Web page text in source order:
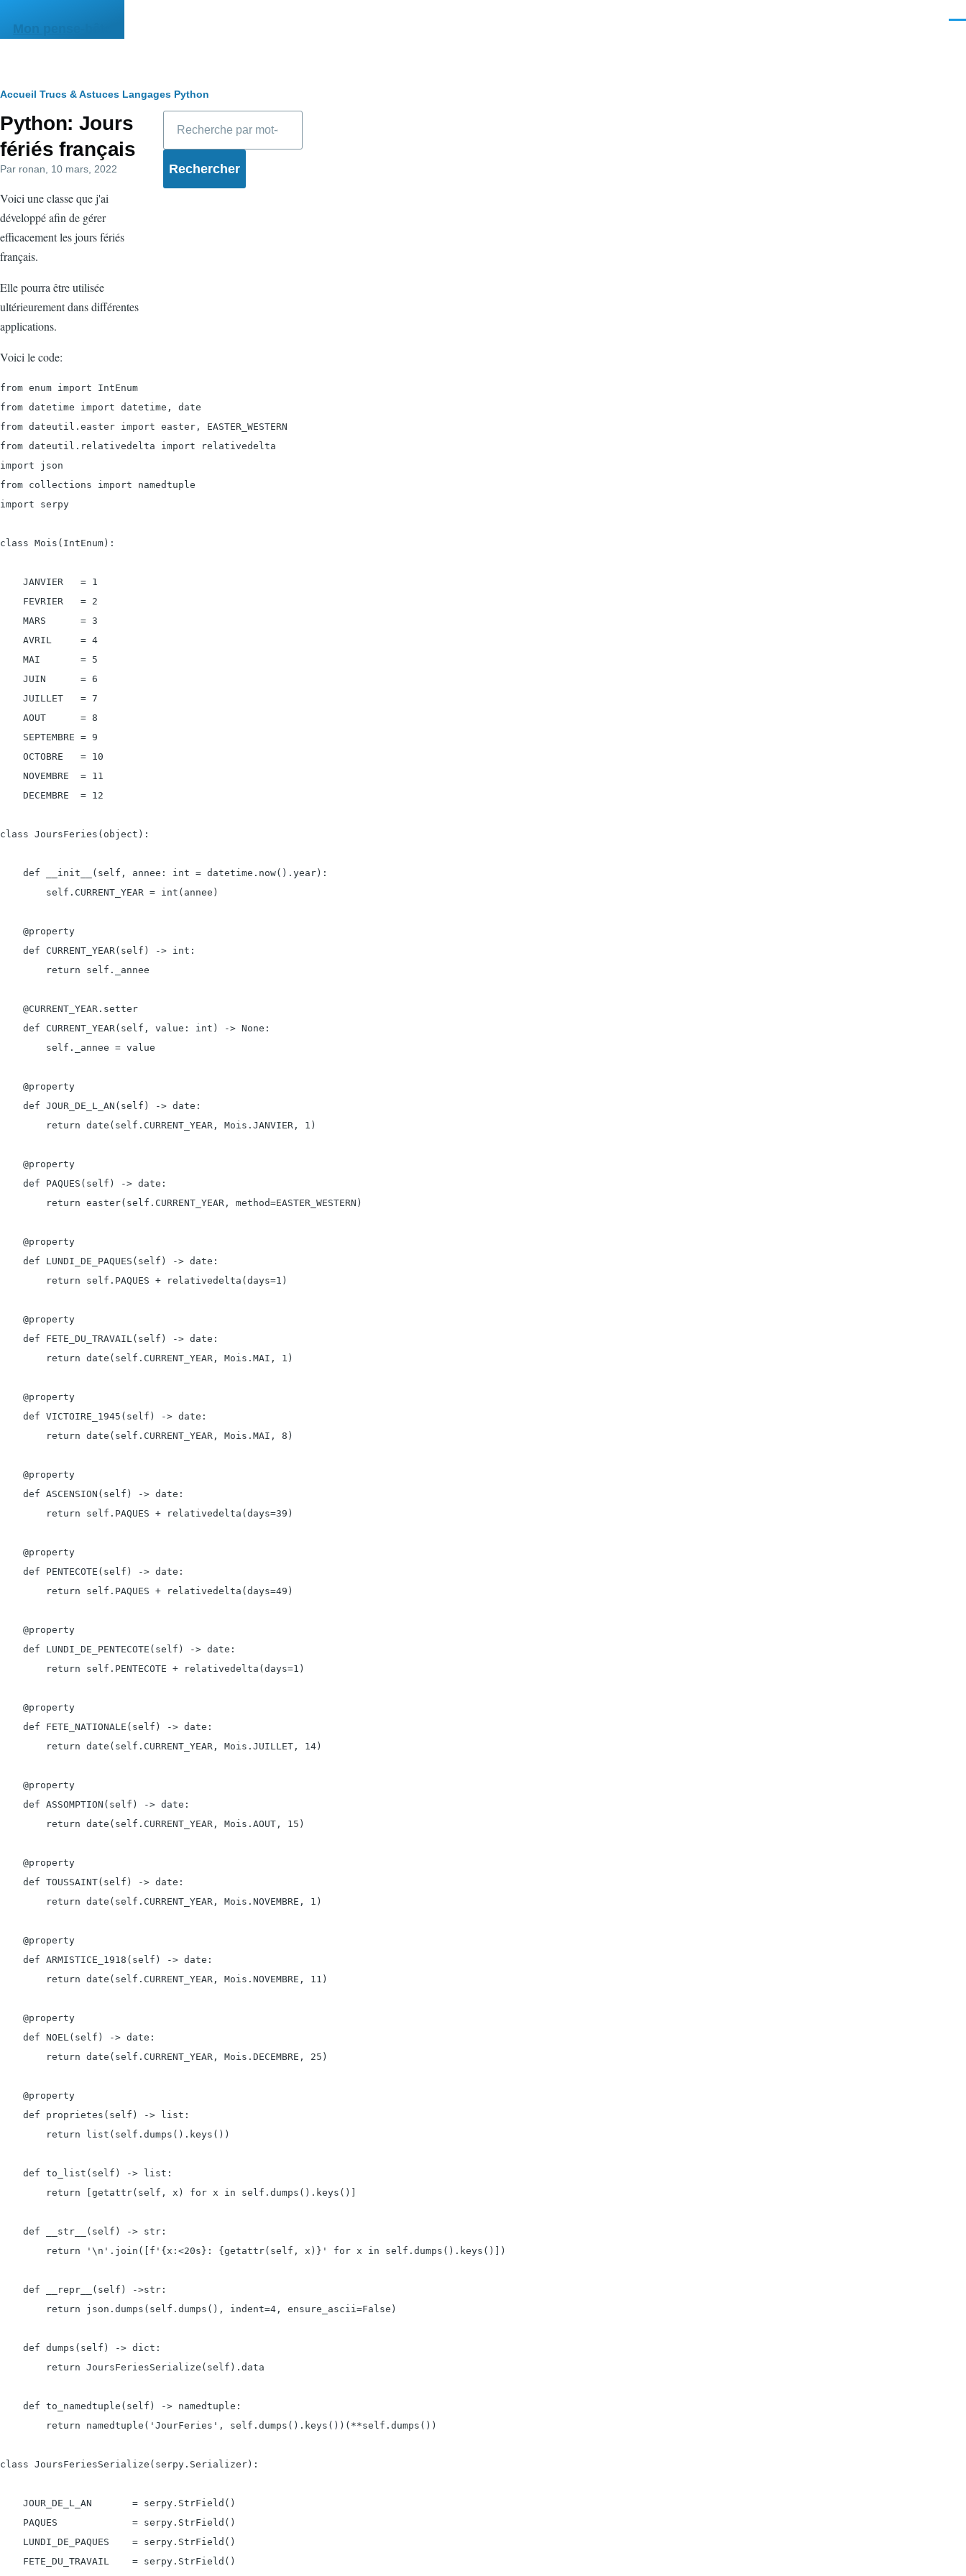
Mon pense-bête
Fil
d'Ariane
Accueil Trucs & Astuces Langages Python
Python: Jours
fériés français
Par ronan , 10 mars, 2022
Voici une classe que j'ai
développé afin de gérer
efficacement les jours fériés
français.
Elle pourra être utilisée
ultérieurement dans différentes
applications.
Voici le code:
from enum import IntEnum
from datetime import datetime, date
from dateutil.easter import easter, EASTER_WESTERN
from dateutil.relativedelta import relativedelta
import json
from collections import namedtuple
import serpy
class Mois(IntEnum):
    JANVIER   = 1
    FEVRIER   = 2
    MARS      = 3
    AVRIL     = 4
    MAI       = 5
    JUIN      = 6
    JUILLET   = 7
    AOUT      = 8
    SEPTEMBRE = 9
    OCTOBRE   = 10
    NOVEMBRE  = 11
    DECEMBRE  = 12
class JoursFeries(object):
    def __init__(self, annee: int = datetime.now().year):
        self.CURRENT_YEAR = int(annee)
    @property
    def CURRENT_YEAR(self) -> int:
        return self._annee
    @CURRENT_YEAR.setter
    def CURRENT_YEAR(self, value: int) -> None:
        self._annee = value
    @property
    def JOUR_DE_L_AN(self) -> date:
        return date(self.CURRENT_YEAR, Mois.JANVIER, 1)
    @property
    def PAQUES(self) -> date:
        return easter(self.CURRENT_YEAR, method=EASTER_WESTERN)
    @property
    def LUNDI_DE_PAQUES(self) -> date:
        return self.PAQUES + relativedelta(days=1)
    @property
    def FETE_DU_TRAVAIL(self) -> date:
        return date(self.CURRENT_YEAR, Mois.MAI, 1)
    @property
    def VICTOIRE_1945(self) -> date:
        return date(self.CURRENT_YEAR, Mois.MAI, 8)
    @property
    def ASCENSION(self) -> date:
        return self.PAQUES + relativedelta(days=39)
    @property
    def PENTECOTE(self) -> date:
        return self.PAQUES + relativedelta(days=49)
    @property
    def LUNDI_DE_PENTECOTE(self) -> date:
        return self.PENTECOTE + relativedelta(days=1)
    @property
    def FETE_NATIONALE(self) -> date:
        return date(self.CURRENT_YEAR, Mois.JUILLET, 14)
    @property
    def ASSOMPTION(self) -> date:
        return date(self.CURRENT_YEAR, Mois.AOUT, 15)
    @property
    def TOUSSAINT(self) -> date:
        return date(self.CURRENT_YEAR, Mois.NOVEMBRE, 1)
    @property
    def ARMISTICE_1918(self) -> date:
        return date(self.CURRENT_YEAR, Mois.NOVEMBRE, 11)
    @property
    def NOEL(self) -> date:
        return date(self.CURRENT_YEAR, Mois.DECEMBRE, 25)
    @property
    def proprietes(self) -> list:
        return list(self.dumps().keys())
    def to_list(self) -> list:
        return [getattr(self, x) for x in self.dumps().keys()]
    def __str__(self) -> str:
        return '\n'.join([f'{x:<20s}: {getattr(self, x)}' for x in self.dumps().keys()])
    def __repr__(self) ->str:
        return json.dumps(self.dumps(), indent=4, ensure_ascii=False)
    def dumps(self) -> dict:
        return JoursFeriesSerialize(self).data
    def to_namedtuple(self) -> namedtuple:
        return namedtuple('JourFeries', self.dumps().keys())(**self.dumps())
class JoursFeriesSerialize(serpy.Serializer):
    JOUR_DE_L_AN       = serpy.StrField()
    PAQUES             = serpy.StrField()
    LUNDI_DE_PAQUES    = serpy.StrField()
    FETE_DU_TRAVAIL    = serpy.StrField()